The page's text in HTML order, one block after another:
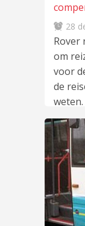
28
Rover
om
voor
de
meer…